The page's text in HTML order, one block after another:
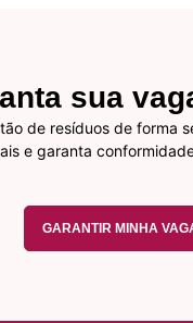
sua
de resíduos de forma
e garanta
GARANTIR MINHA